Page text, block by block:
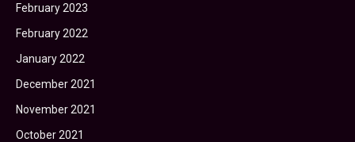
February 2023
February 2022
January 2022
December 2021
November 2021
October 2021